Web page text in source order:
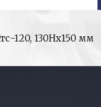
120, 130Нх150 мм